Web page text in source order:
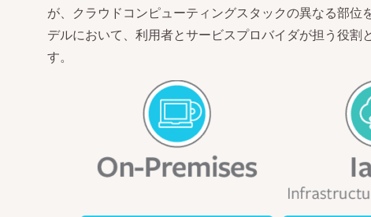
が、クラウドコンピューティングスタックの異なる部位
デルにおいて、利用者とサービスプロバイダが担う役割
す。